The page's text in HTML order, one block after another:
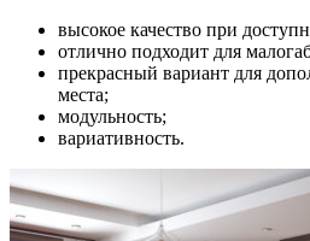
высокое качество при
отлично подходит для
прекрасный вариант для
места;
модульность;
вариативность.